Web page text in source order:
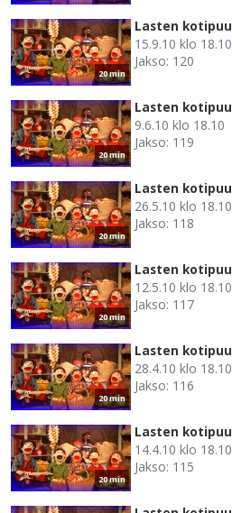
20 min
Lasten kotipuu
15.9.10 klo 18.10
Jakso: 120
20 min
Lasten kotipuu
9.6.10 klo 18.10
Jakso: 119
20 min
Lasten kotipuu
26.5.10 klo 18.10
Jakso: 118
20 min
Lasten kotipuu
12.5.10 klo 18.10
Jakso: 117
20 min
Lasten kotipuu
28.4.10 klo 18.10
Jakso: 116
20 min
Lasten kotipuu
14.4.10 klo 18.10
Jakso: 115